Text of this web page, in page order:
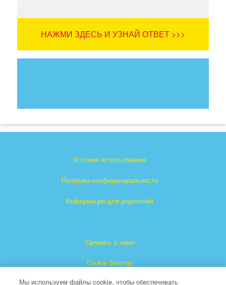
НАЖМИ ЗДЕСЬ И УЗНАЙ ОТВЕТ >>>
Условия использования
Политика конфиденциальности
Информация для родителей
Свяжись с нами
Cookie Settings
Мы используем файлы cookie, чтобы обеспечивать